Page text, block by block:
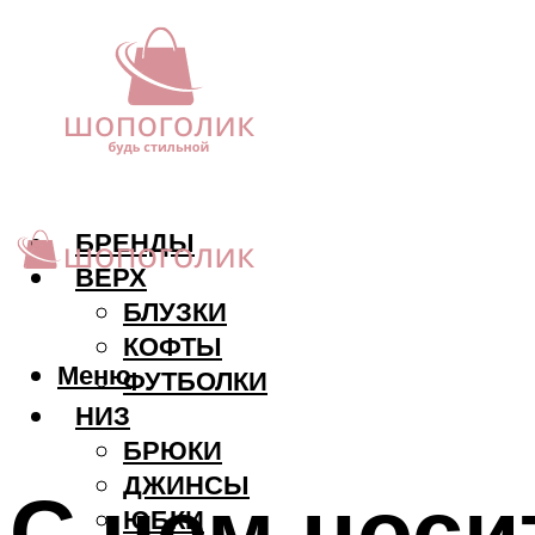
БРЕНДЫ
ВЕРХ
БЛУЗКИ
КОФТЫ
ФУТБОЛКИ
НИЗ
БРЮКИ
ДЖИНСЫ
ЮБКИ
Меню